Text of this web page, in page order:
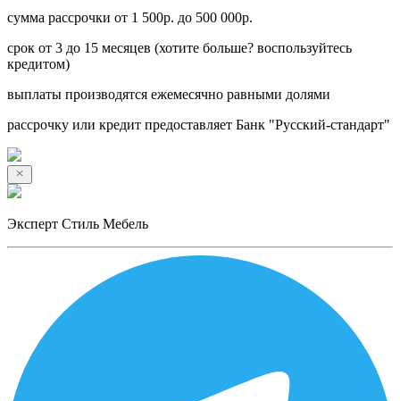
сумма рассрочки от 1 500р. до 500 000р.
срок от 3 до 15 месяцев (хотите больше? воспользуйтесь
кредитом)
выплаты производятся ежемесячно равными долями
рассрочку или кредит предоставляет Банк "Русский-стандарт"
Эксперт Стиль Мебель